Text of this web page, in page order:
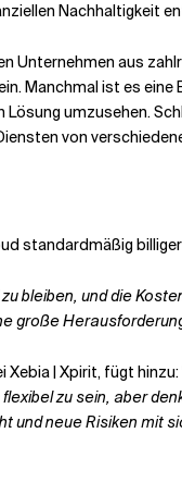
Nachhaltigkeit
Unternehmen aus
Manchmal ist es
umzusehen.
von
standardmäßig
bleiben, und die
große
| Xpirit, fügt hinzu:
zu sein, aber
und neue Risiken mit